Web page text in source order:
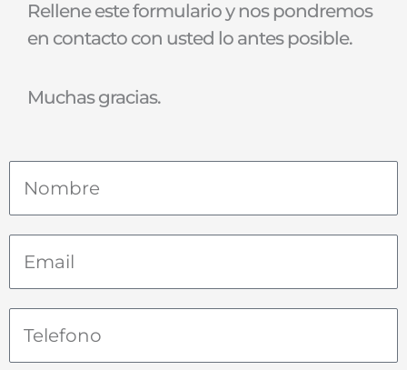
Rellene este formulario y nos pondremos
en contacto con usted lo antes posible.
Muchas gracias.